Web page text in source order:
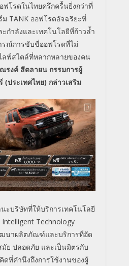
ฟโรดในไทยครึกครื้นยิ่งกว่าที่
ม TANK ออฟโรดอัจฉริยะที่
กำลังและเทคโนโลยีที่ก้าวล้ำ
รณ์การขับขี่ออฟโรดที่ไม่
ลฟ์สไตล์ที่หลากหลายของคน
รงค์ สีตลายน กรรมการผู้
(ประเทศไทย) กล่าวเสริม
ะบริษัทที่ให้บริการเทคโนโลยี
Intelligent Technology
นาผลิตภัณฑ์และบริการที่อัด
ย ปลอดภัย และเป็นมิตรกับ
ที่คำนึงถึงการใช้งานของผู้